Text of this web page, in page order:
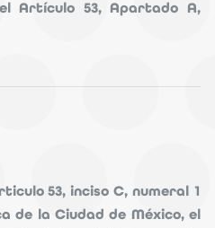
Artículo 53, Apartado A,
53, inciso C, numeral 1
de la Ciudad de México, el